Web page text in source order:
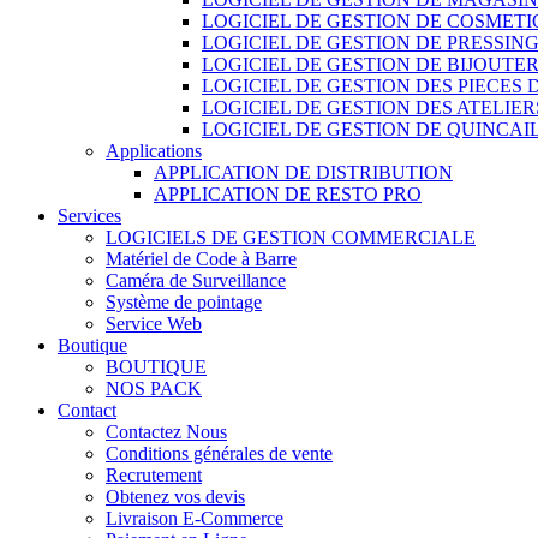
LOGICIEL DE GESTION DE
LOGICIEL DE GESTION DE PRESSING
LOGICIEL DE GESTION DE
LOGICIEL DE GESTION DES PIECES
LOGICIEL DE GESTION DES
LOGICIEL DE GESTION DE
Applications
APPLICATION DE DISTRIBUTION
APPLICATION DE RESTO PRO
Services
LOGICIELS DE GESTION COMMERCIALE
Matériel de Code à Barre
Caméra de Surveillance
Système de pointage
Service Web
Boutique
BOUTIQUE
NOS PACK
Contact
Contactez Nous
Conditions générales de vente
Recrutement
Obtenez vos devis
Livraison E-Commerce